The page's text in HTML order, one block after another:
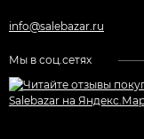
info@salebazar.ru
Мы в соц.сетях